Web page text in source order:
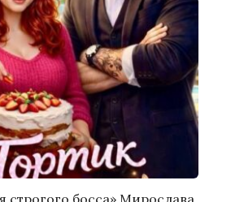
строгого босса» Мирослава